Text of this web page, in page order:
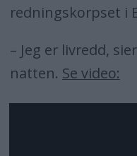
redningskorpset i
– Jeg er livredd,
natten. Se video: